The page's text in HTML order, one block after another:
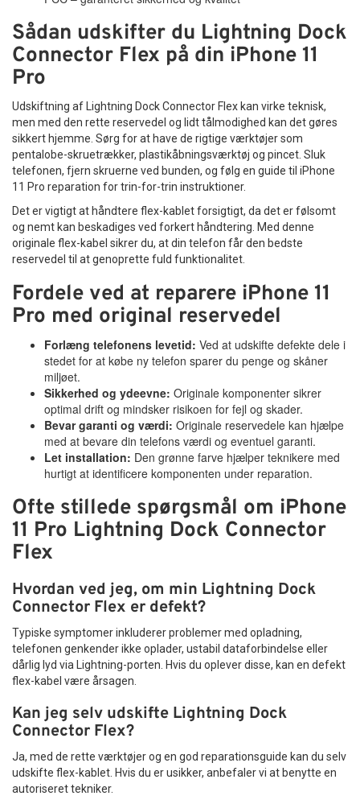
Sådan udskifter du Lightning Dock
Connector Flex på din iPhone 11
Pro
Udskiftning af Lightning Dock Connector Flex kan virke teknisk,
men med den rette reservedel og lidt tålmodighed kan det gøres
sikkert hjemme. Sørg for at have de rigtige værktøjer som
pentalobe-skruetrækker, plastikåbningsværktøj og pincet. Sluk
telefonen, fjern skruerne ved bunden, og følg en guide til iPhone
11 Pro reparation for trin-for-trin instruktioner.
Det er vigtigt at håndtere flex-kablet forsigtigt, da det er følsomt
og nemt kan beskadiges ved forkert håndtering. Med denne
originale flex-kabel sikrer du, at din telefon får den bedste
reservedel til at genoprette fuld funktionalitet.
Fordele ved at reparere iPhone 11
Pro med original reservedel
Forlæng telefonens levetid: Ved at udskifte defekte dele i
stedet for at købe ny telefon sparer du penge og skåner
miljøet.
Sikkerhed og ydeevne: Originale komponenter sikrer
optimal drift og mindsker risikoen for fejl og skader.
Bevar garanti og værdi: Originale reservedele kan hjælpe
med at bevare din telefons værdi og eventuel garanti.
Let installation: Den grønne farve hjælper teknikere med
hurtigt at identificere komponenten under reparation.
Ofte stillede spørgsmål om iPhone
11 Pro Lightning Dock Connector
Flex
Hvordan ved jeg, om min Lightning Dock
Connector Flex er defekt?
Typiske symptomer inkluderer problemer med opladning,
telefonen genkender ikke oplader, ustabil dataforbindelse eller
dårlig lyd via Lightning-porten. Hvis du oplever disse, kan en defekt
flex-kabel være årsagen.
Kan jeg selv udskifte Lightning Dock
Connector Flex?
Ja, med de rette værktøjer og en god reparationsguide kan du selv
udskifte flex-kablet. Hvis du er usikker, anbefaler vi at benytte en
autoriseret tekniker.